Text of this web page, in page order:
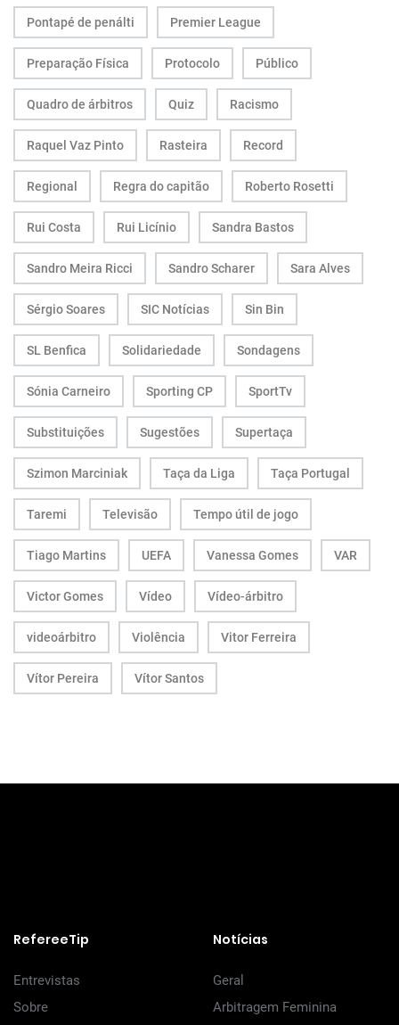
Pontapé de penálti Premier League
Preparação Física Protocolo Público
Quadro de árbitros Quiz Racismo
Raquel Vaz Pinto Rasteira Record
Regional Regra do capitão Roberto Rosetti
Rui Costa Rui Licínio Sandra Bastos
Sandro Meira Ricci Sandro Scharer Sara Alves
Sérgio Soares SIC Notícias Sin Bin
SL Benfica Solidariedade Sondagens
Sónia Carneiro Sporting CP SportTv
Substituições Sugestões Supertaça
Szimon Marciniak Taça da Liga Taça Portugal
Taremi Televisão Tempo útil de jogo
Tiago Martins UEFA Vanessa Gomes VAR
Victor Gomes Vídeo Vídeo-árbitro
videoárbitro Violência Vitor Ferreira
Vítor Pereira Vítor Santos
RefereeTip
Entrevistas
Sobre
Notícias
Geral
Arbitragem Feminina